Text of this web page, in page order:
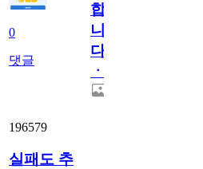
0
댓글
합
니
다
ㆍ
196579
실패도 추